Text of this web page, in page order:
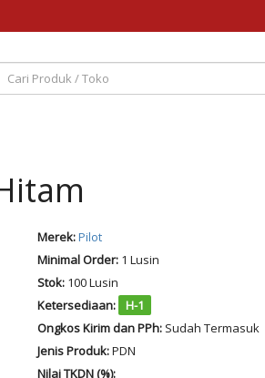
Merek:Pilot
Minimal Order:1 Lusin
Stok:100 Lusin
Ketersediaan:
H-1
Ongkos Kirim dan PPh: Sudah Termasuk
Jenis Produk:PDN
Nilai TKDN (%):